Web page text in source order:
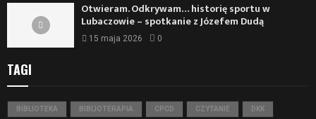
Otwieram. Odkrywam… historię sportu w
Lubaczowie – spotkanie z Józefem Dudą
15 maja 2026 0
TAGI
BIBLIOTEKA BIBLIOTERAPIA CPCD CZYTANIE DKK